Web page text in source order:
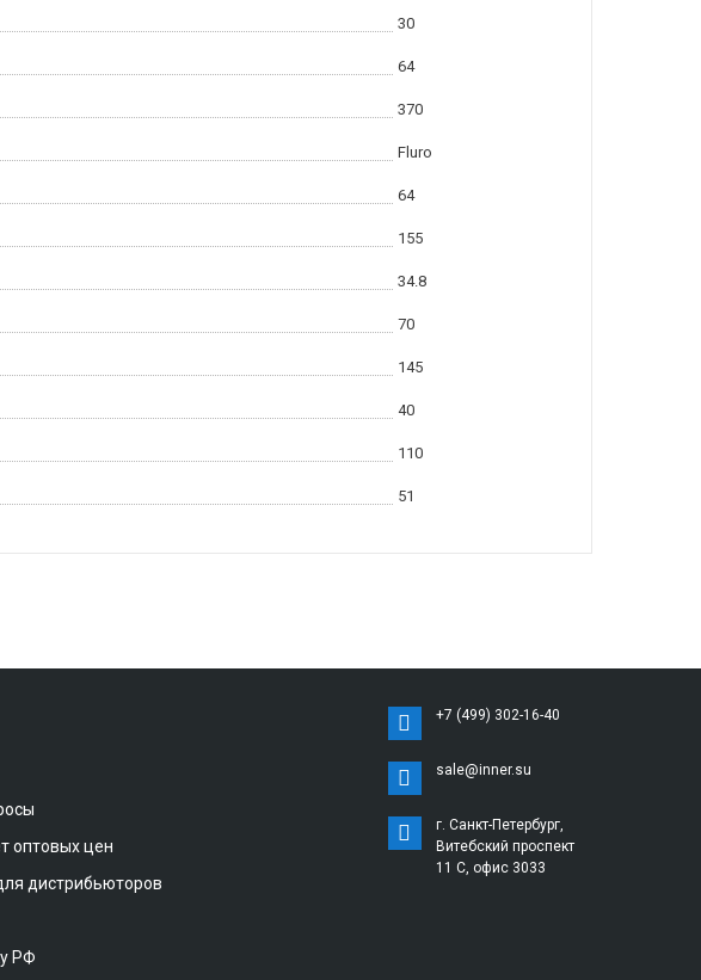
30
64
370
Fluro
64
155
34.8
70
145
40
110
51
оптовых цен
дистрибьюторов
РФ
+7 (499) 302-16-40
sale@inner.su
г. Санкт-Петербург,
Витебский проспект
11 С, офис 3033